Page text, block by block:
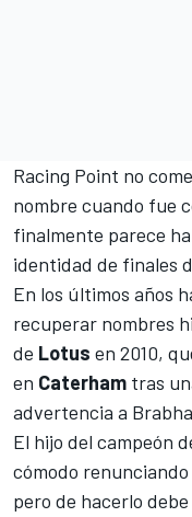
Racing Point no
nombre cuando fue
finalmente parece
identidad de finales
En los últimos años
recuperar nombres
de Lotus en 2010,
en Caterham tras
advertencia a
El hijo del campeón
cómodo
pero de hacerlo